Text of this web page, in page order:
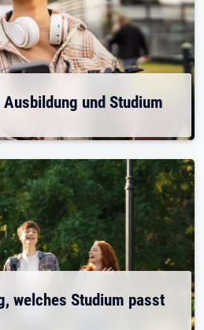
und Studium
welches Studium passt